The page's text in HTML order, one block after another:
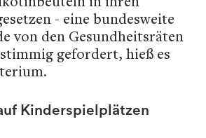
- eine bundesweite
von den Gesundheitsräten
gefordert, hieß es
Kinderspielplätzen